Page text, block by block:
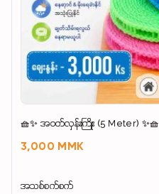
🧺✨ အဝတ်လှန်းကြိုး (5 Meter) ✨🧺
3,000 MMK
အသစ်စက်စက်